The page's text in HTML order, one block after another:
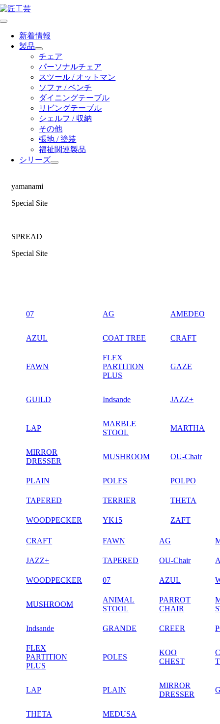
Skip
content
Toggle
Navigation新着情報
製品
チェア
パーソナルチェア
スツール / オットマン
ソファ / ベンチ
ダイニングテーブル
リビングテーブル
シェルフ / 収納
その他
張地 / 塗装
福祉関連製品
シリーズ
yamanami
Special Site
SPREAD
Special Site
07 AG AMEDEO
AZUL COAT TREE CRAFT
FAWN
FLEX
PARTITION
PLUS
GAZE
GUILD Indsande JAZZ+
LAP
MARBLE
STOOL
MARTHA
MIRROR
DRESSER
MUSHROOM OU-Chair
PLAIN POLES POLPO
TAPERED TERRIER THETA
WOODPECKER YK15 ZAFT
CRAFT FAWN AG
JAZZ+ TAPERED OU-Chair
WOODPECKER 07 AZUL
MUSHROOM
ANIMAL
STOOL
PARROT
CHAIR
Indsande GRANDE CREER
FLEX
PARTITION
PLUS
POLES
KOO
CHEST
LAP PLAIN
MIRROR
DRESSER
THETA
MEDUSA